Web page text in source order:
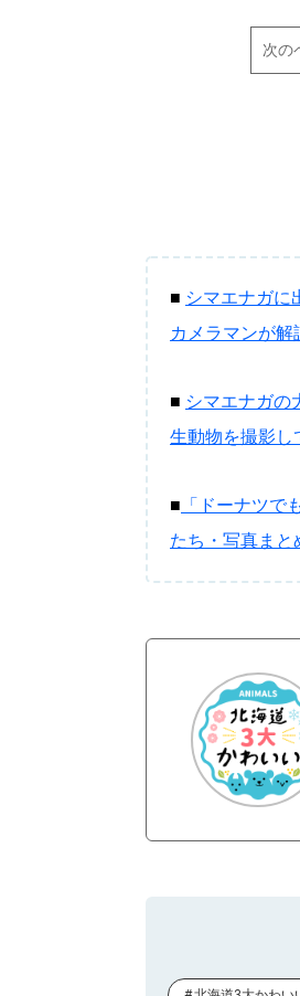
次の
■ シマエナガ
カメラマンが解
■ シマエナガ
生動物を撮影し
■ 「ドーナツ
たち・写真まと